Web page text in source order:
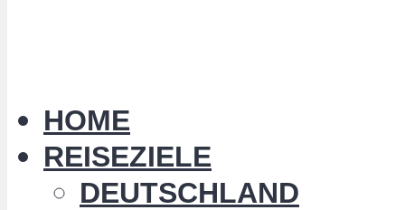
HOME
REISEZIELE
DEUTSCHLAND